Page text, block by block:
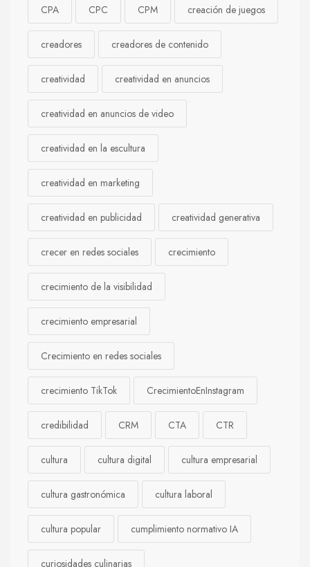
CPA CPC CPM creación de juegos
creadores creadores de contenido
creatividad creatividad en anuncios
creatividad en anuncios de video
creatividad en la escultura
creatividad en marketing
creatividad en publicidad creatividad generativa
crecer en redes sociales crecimiento
crecimiento de la visibilidad
crecimiento empresarial
Crecimiento en redes sociales
crecimiento TikTok CrecimientoEnInstagram
credibilidad CRM CTA CTR
cultura cultura digital cultura empresarial
cultura gastronómica cultura laboral
cultura popular cumplimiento normativo IA
curiosidades culinarias